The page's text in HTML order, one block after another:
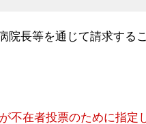
院長等を通じて請求する
在者投票のために指定